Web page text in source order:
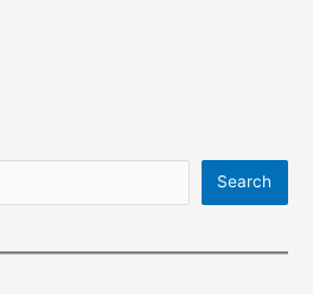
Search